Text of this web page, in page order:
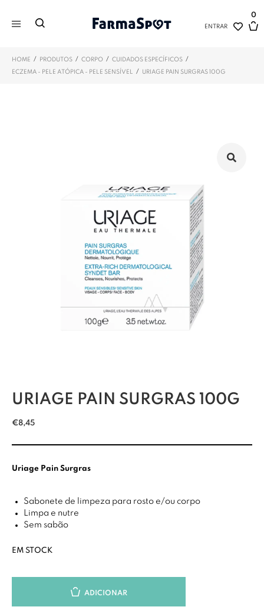
ENTRAR
0
HOME / PRODUTOS / CORPO / CUIDADOS ESPECÍFICOS /
ECZEMA - PELE ATÓPICA - PELE SENSÍVEL / URIAGE PAIN SURGRAS 100G
URIAGE PAIN SURGRAS 100G
€8,45
Uriage Pain Surgras
Sabonete de limpeza para rosto e/ou corpo
Limpa e nutre
Sem sabão
EM STOCK
ADICIONAR